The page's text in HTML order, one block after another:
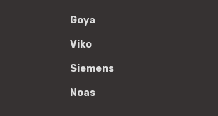
Goya
Viko
Siemens
Noas